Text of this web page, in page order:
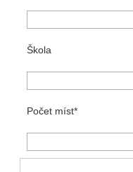
Škola
Počet míst